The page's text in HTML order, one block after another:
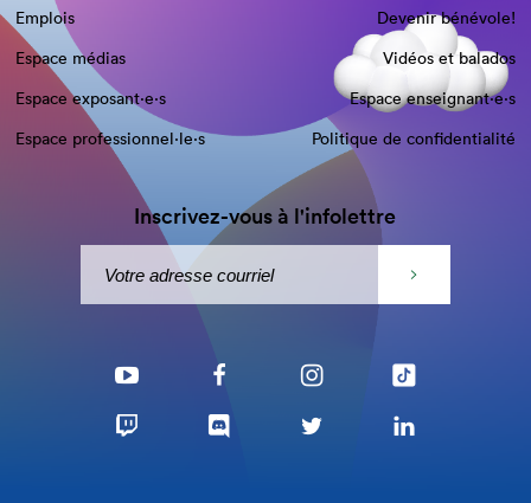
Emplois
Devenir bénévole!
Espace médias
Vidéos et balados
Espace exposant·e⋅s
Espace enseignant·e⋅s
Espace professionnel·le⋅s
Politique de confidentialité
Inscrivez-vous à l'infolettre